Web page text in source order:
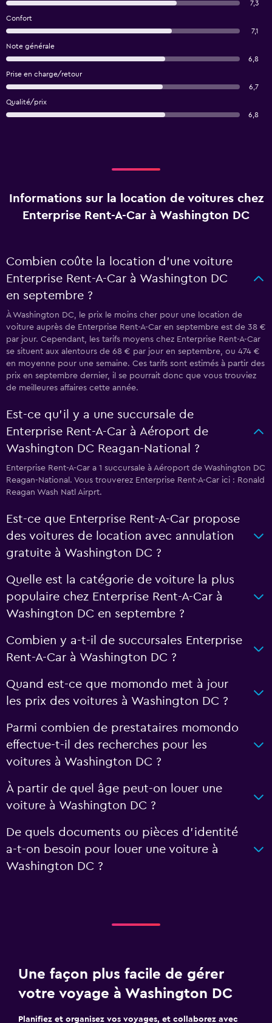
7,3
Confort
7,1
Note générale
6,8
Prise en charge/retour
6,7
Qualité/prix
6,8
Informations sur la location de voitures chez
Enterprise Rent-A-Car à Washington DC
Combien coûte la location d’une voiture
Enterprise Rent-A-Car à Washington DC
en septembre ?
À Washington DC, le prix le moins cher pour une location de
voiture auprès de Enterprise Rent-A-Car en septembre est de 38 €
par jour. Cependant, les tarifs moyens chez Enterprise Rent-A-Car
se situent aux alentours de 68 € par jour en septembre, ou 474 €
en moyenne pour une semaine. Ces tarifs sont estimés à partir des
prix en septembre dernier, il se pourrait donc que vous trouviez
de meilleures affaires cette année.
Est-ce qu’il y a une succursale de
Enterprise Rent-A-Car à Aéroport de
Washington DC Reagan-National ?
Enterprise Rent-A-Car a 1 succursale à Aéroport de Washington DC
Reagan-National. Vous trouverez Enterprise Rent-A-Car ici : Ronald
Reagan Wash Natl Airprt.
Est-ce que Enterprise Rent-A-Car propose
des voitures de location avec annulation
gratuite à Washington DC ?
Quelle est la catégorie de voiture la plus
populaire chez Enterprise Rent-A-Car à
Washington DC en septembre ?
Combien y a-t-il de succursales Enterprise
Rent-A-Car à Washington DC ?
Quand est-ce que momondo met à jour
les prix des voitures à Washington DC ?
Parmi combien de prestataires momondo
effectue-t-il des recherches pour les
voitures à Washington DC ?
À partir de quel âge peut-on louer une
voiture à Washington DC ?
De quels documents ou pièces d'identité
a-t-on besoin pour louer une voiture à
Washington DC ?
Une façon plus facile de gérer
votre voyage à Washington DC
Planifiez et organisez vos voyages, et collaborez avec